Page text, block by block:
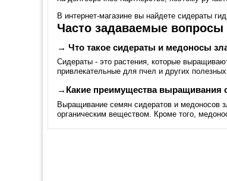
В интернет-магазине вы найдете сидераты
Часто задаваемые вопросы
→ Что такое сидераты и медоносы
Сидераты - это растения, которые
привлекательные для пчел и других
→Какие преимущества выращивания
Выращивание семян сидератов и медоносов
органическим веществом. Кроме того,